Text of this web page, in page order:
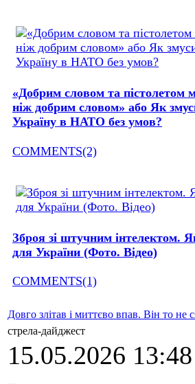
«Добрим словом та пістолетом
ніж добрим словом» або Як
Україну в НАТО без умов?
COMMENTS(2)
Зброя зі штучним інтелектом.
для України (Фото. Відео)
COMMENTS(1)
Довго злітав і миттєво впав. Він то не
стрела-дайджест
15.05.2026 13:48